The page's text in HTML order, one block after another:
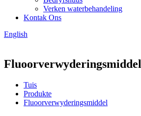
Verken waterbehandeling
Kontak Ons
English
Fluoorverwyderingsmiddel
Tuis
Produkte
Fluoorverwyderingsmiddel